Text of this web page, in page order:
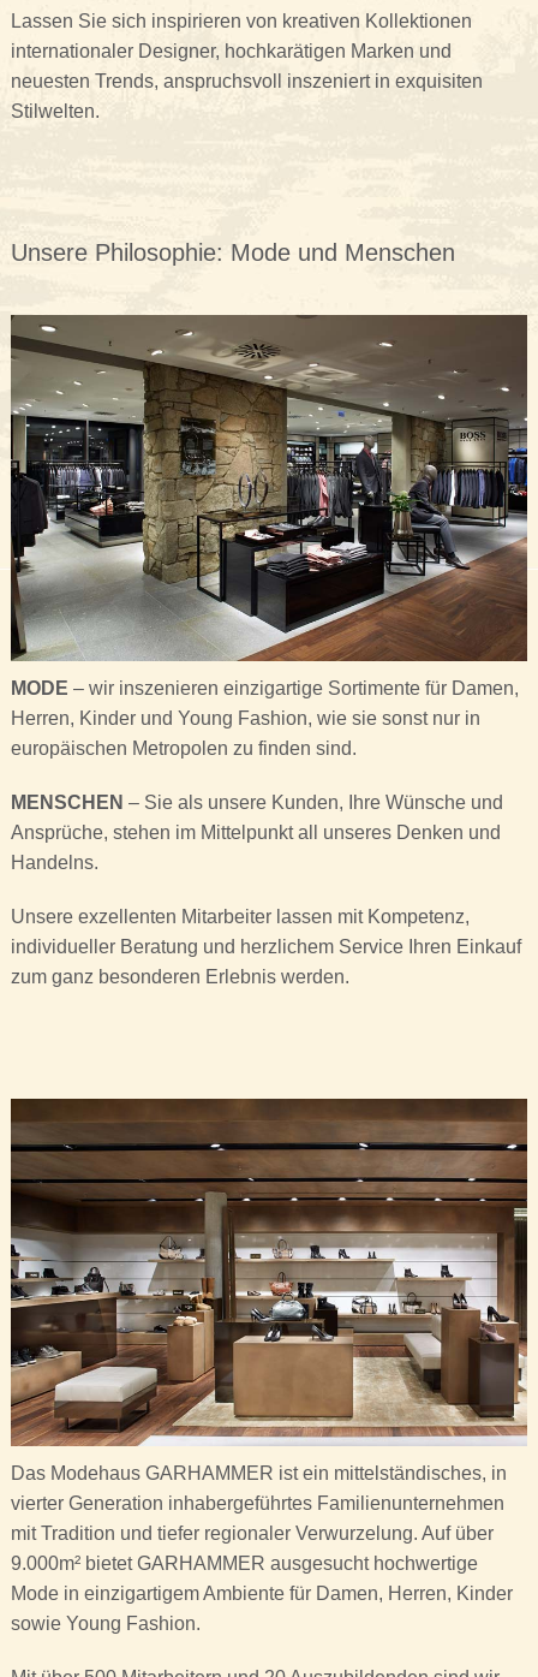
Lassen Sie sich inspirieren von kreativen Kollektionen
internationaler Designer, hochkarätigen Marken und
neuesten Trends, anspruchsvoll inszeniert in exquisiten
Stilwelten.
Unsere Philosophie: Mode und Menschen
MODE – wir inszenieren einzigartige Sortimente für Damen,
Herren, Kinder und Young Fashion, wie sie sonst nur in
europäischen Metropolen zu finden sind.
MENSCHEN – Sie als unsere Kunden, Ihre Wünsche und
Ansprüche, stehen im Mittelpunkt all unseres Denken und
Handelns.
Unsere exzellenten Mitarbeiter lassen mit Kompetenz,
individueller Beratung und herzlichem Service Ihren Einkauf
zum ganz besonderen Erlebnis werden.
Das Modehaus GARHAMMER ist ein mittelständisches, in
vierter Generation inhabergeführtes Familienunternehmen
mit Tradition und tiefer regionaler Verwurzelung. Auf über
9.000m² bietet GARHAMMER ausgesucht hochwertige
Mode in einzigartigem Ambiente für Damen, Herren, Kinder
sowie Young Fashion.